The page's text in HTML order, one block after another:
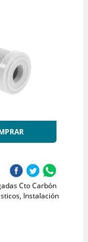
Cto Carbón
Instalación